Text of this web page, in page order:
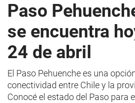
Paso
se encuentra
24 de abril
El Paso Pehuenche es una
conectividad entre Chile y la
Conocé el estado del Paso para